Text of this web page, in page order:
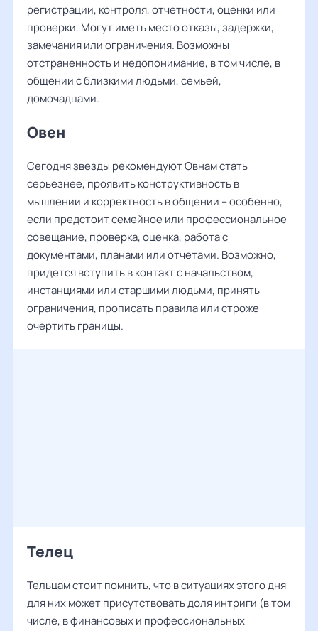
регистрации, контроля, отчетности, оценки или
проверки. Могут иметь место отказы, задержки,
замечания или ограничения. Возможны
отстраненность и недопонимание, в том числе, в
общении с близкими людьми, семьей,
домочадцами.
Овен
Сегодня звезды рекомендуют Овнам стать
серьезнее, проявить конструктивность в
мышлении и корректность в общении – особенно,
если предстоит семейное или профессиональное
совещание, проверка, оценка, работа с
документами, планами или отчетами. Возможно,
придется вступить в контакт с начальством,
инстанциями или старшими людьми, принять
ограничения, прописать правила или строже
очертить границы.
Телец
Тельцам стоит помнить, что в ситуациях этого дня
для них может присутствовать доля интриги (в том
числе, в финансовых и профессиональных